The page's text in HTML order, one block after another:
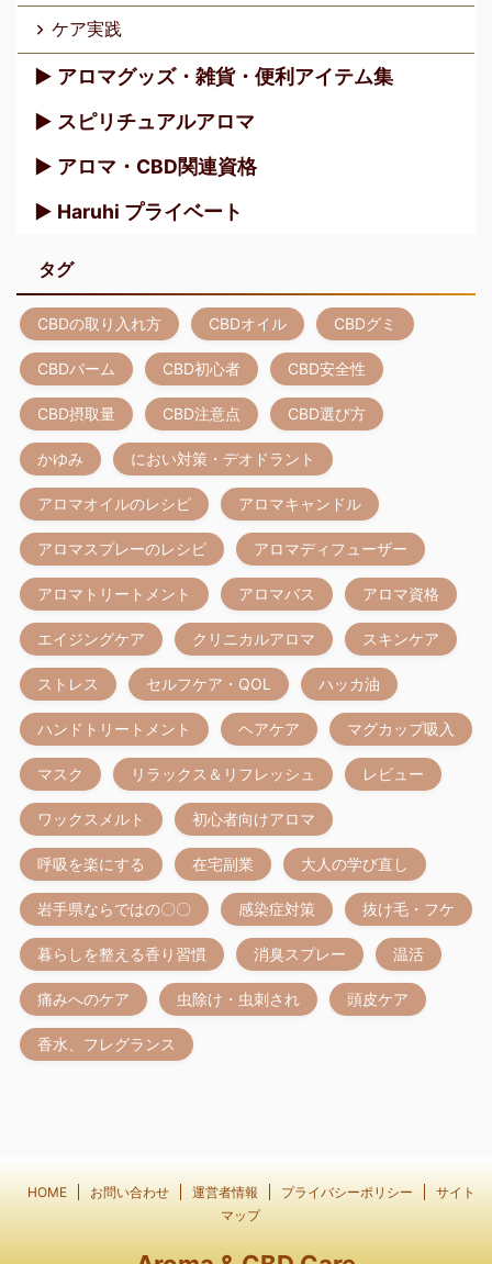
ケア実践
▶︎ アロマグッズ・雑貨・便利アイテム集
▶︎ スピリチュアルアロマ
▶︎ アロマ・CBD関連資格
▶︎ Haruhi プライベート
タグ
CBDの取り入れ方 CBDオイル CBDグミ
CBDバーム CBD初心者 CBD安全性
CBD摂取量 CBD注意点 CBD選び方
かゆみ におい対策・デオドラント
アロマオイルのレシピ アロマキャンドル
アロマスプレーのレシピ アロマディフューザー
アロマトリートメント アロマバス アロマ資格
エイジングケア クリニカルアロマ スキンケア
ストレス セルフケア・QOL ハッカ油
ハンドトリートメント ヘアケア マグカップ吸入
マスク リラックス＆リフレッシュ レビュー
ワックスメルト 初心者向けアロマ
呼吸を楽にする 在宅副業 大人の学び直し
岩手県ならではの〇〇 感染症対策 抜け毛・フケ
暮らしを整える香り習慣 消臭スプレー 温活
痛みへのケア 虫除け・虫刺され 頭皮ケア
香水、フレグランス
HOME お問い合わせ 運営者情報 プライバシーポリシー
サイト
マップ